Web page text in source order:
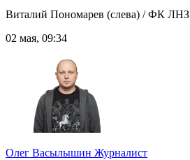
Виталий Пономарев (слева) / ФК ЛНЗ
02 мая, 09:34
Олег Васылышин Журналист